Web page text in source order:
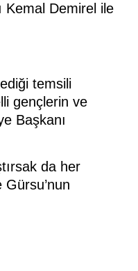
Kemal Demirel ile
temsili
gençlerin ve
Başkanı
da her